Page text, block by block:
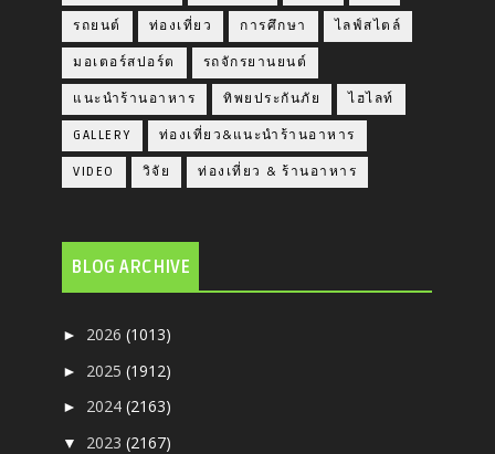
รถยนต์ ท่องเที่ยว การศึกษา ไลฟ์สไตล์
มอเตอร์สปอร์ต รถจักรยานยนต์
แนะนำร้านอาหาร ทิพยประกันภัย ไฮไลท์
GALLERY ท่องเที่ยว&แนะนำร้านอาหาร
VIDEO วิจัย ท่องเที่ยว & ร้านอาหาร
BLOG ARCHIVE
► 2026(1013)
► 2025(1912)
► 2024(2163)
▼ 2023(2167)